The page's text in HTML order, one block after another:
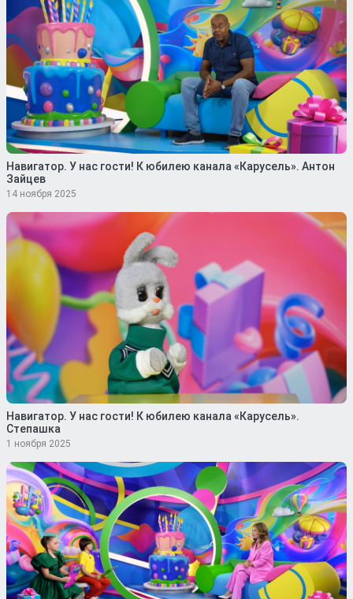
Навигатор. У нас гости! К юбилею канала «Карусель». Антон
Зайцев
14 ноября 2025
Навигатор. У нас гости! К юбилею канала «Карусель».
Степашка
1 ноября 2025